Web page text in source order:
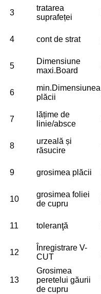
3
tratarea
suprafeței
4 cont de strat
5
Dimensiune
maxi.Board
6
min.Dimensiunea
plăcii
7
lățime de
linie/absce
8
urzeală și
răsucire
9 grosimea plăcii
10
grosimea foliei
de cupru
11 toleranţă
12
Înregistrare V-
CUT
13
Grosimea
peretelui găurii
de cupru